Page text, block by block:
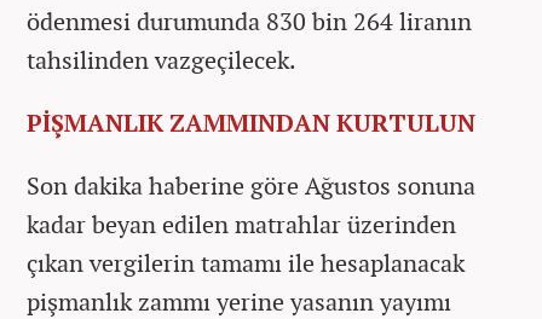
ödenmesi durumunda 830 bin 264 liranın
tahsilinden vazgeçilecek.
PİŞMANLIK ZAMMINDAN KURTULUN
Son dakika haberine göre Ağustos sonuna
kadar beyan edilen matrahlar üzerinden
çıkan vergilerin tamamı ile hesaplanacak
pişmanlık zammı yerine yasanın yayımı